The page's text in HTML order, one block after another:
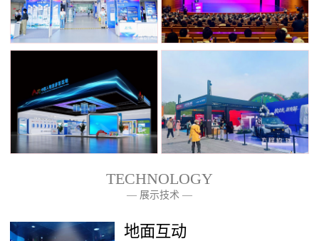
TECHNOLOGY
— 展示技术 —
地面互动